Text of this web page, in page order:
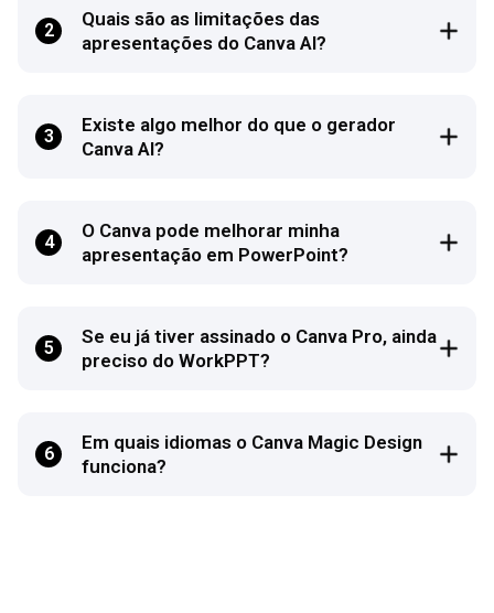
2
Quais são as limitações das
apresentações do Canva AI?
3
Existe algo melhor do que o gerador
Canva AI?
4
O Canva pode melhorar minha
apresentação em PowerPoint?
5
Se eu já tiver assinado o Canva Pro, ainda
preciso do WorkPPT?
6
Em quais idiomas o Canva Magic Design
funciona?